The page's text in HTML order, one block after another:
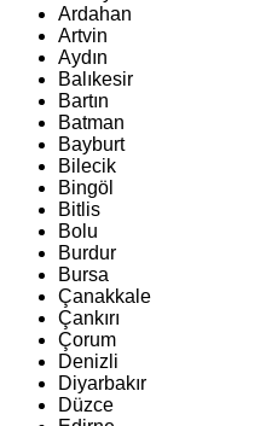
Ardahan
Artvin
Aydın
Balıkesir
Bartın
Batman
Bayburt
Bilecik
Bingöl
Bitlis
Bolu
Burdur
Bursa
Çanakkale
Çankırı
Çorum
Denizli
Diyarbakır
Düzce